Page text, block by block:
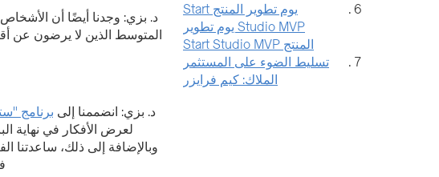
يوم تطوير المنتج Start
Studio MVP يوم تطوير
المنتج Start Studio MVP
تسليط الضوء على المستثمر
الملاك: كيم فرايزر
د. بزي: وجدنا أيضًا أن
المتوسط الذين لا يرضون عن
د. بزي: انضممنا إلى برنامج
لعرض الأفكار في نهاية